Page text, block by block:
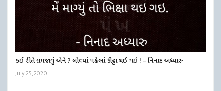
કઈ રીતે સમજાવું એને ? બોલ્યાં પહેલાં કીટ્ટા થઇ ગઇ ! – નિનાદ અધ્યારુ
July 25, 2020